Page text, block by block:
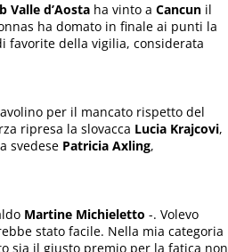
Valle d’Aosta ha vinto a Cancun il
ha domato in finale ai punti la
favorite della vigilia, considerata
per il mancato rispetto del
ripresa la slovacca Lucia Krajcovi,
svedese Patricia Axling,
Martine Michieletto -. Volevo
stato facile. Nella mia categoria
sia il giusto premio per la fatica non